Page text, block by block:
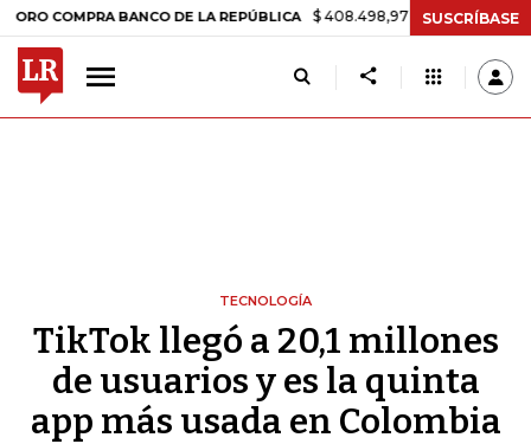
BANCO DE LA REPÚBLICA $ 408.498,97 +$ 8.753,81 +2,19%
SUSCRÍBASE
TECNOLOGÍA
TikTok llegó a 20,1 millones
de usuarios y es la quinta
app más usada en Colombia